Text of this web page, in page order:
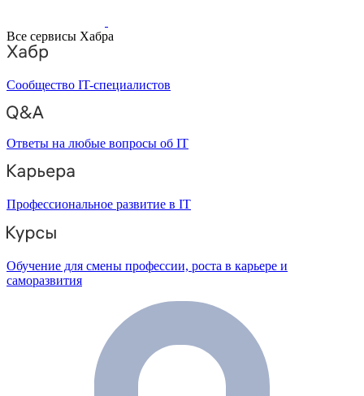
Все сервисы Хабра
Сообщество IT-специалистов
Ответы на любые вопросы об IT
Профессиональное развитие в IT
Обучение для смены профессии, роста в карьере и
саморазвития